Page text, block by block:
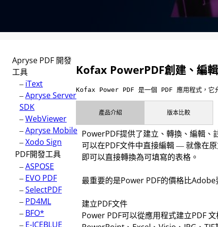
Apryse PDF 開發
工具
– iText
–Apryse Server
SDK
–WebViewer
–Apryse Mobile
–Xodo Sign
PDF開發工具
–ASPOSE
– EVO PDF
–SelectPDF
– PD4ML
– BFO*
– E-ICEBLUE
Kofax PowerPDF創建、編
Kofax Power PDF 是一個 PDF 應用程式，它
產品介紹 版本比較
PowerPDF提供了建立、轉換、編輯、
可以在PDF文件中直接編輯 — 就像在
即可以直接轉換為可填寫的表格。
最重要的是Power PDF的價格比
建立PDF文件
Power PDF可以從應用程式建立PDF